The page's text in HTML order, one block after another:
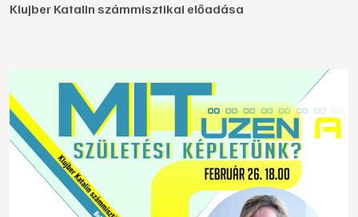
Klujber Katalin számmisztikai előadása